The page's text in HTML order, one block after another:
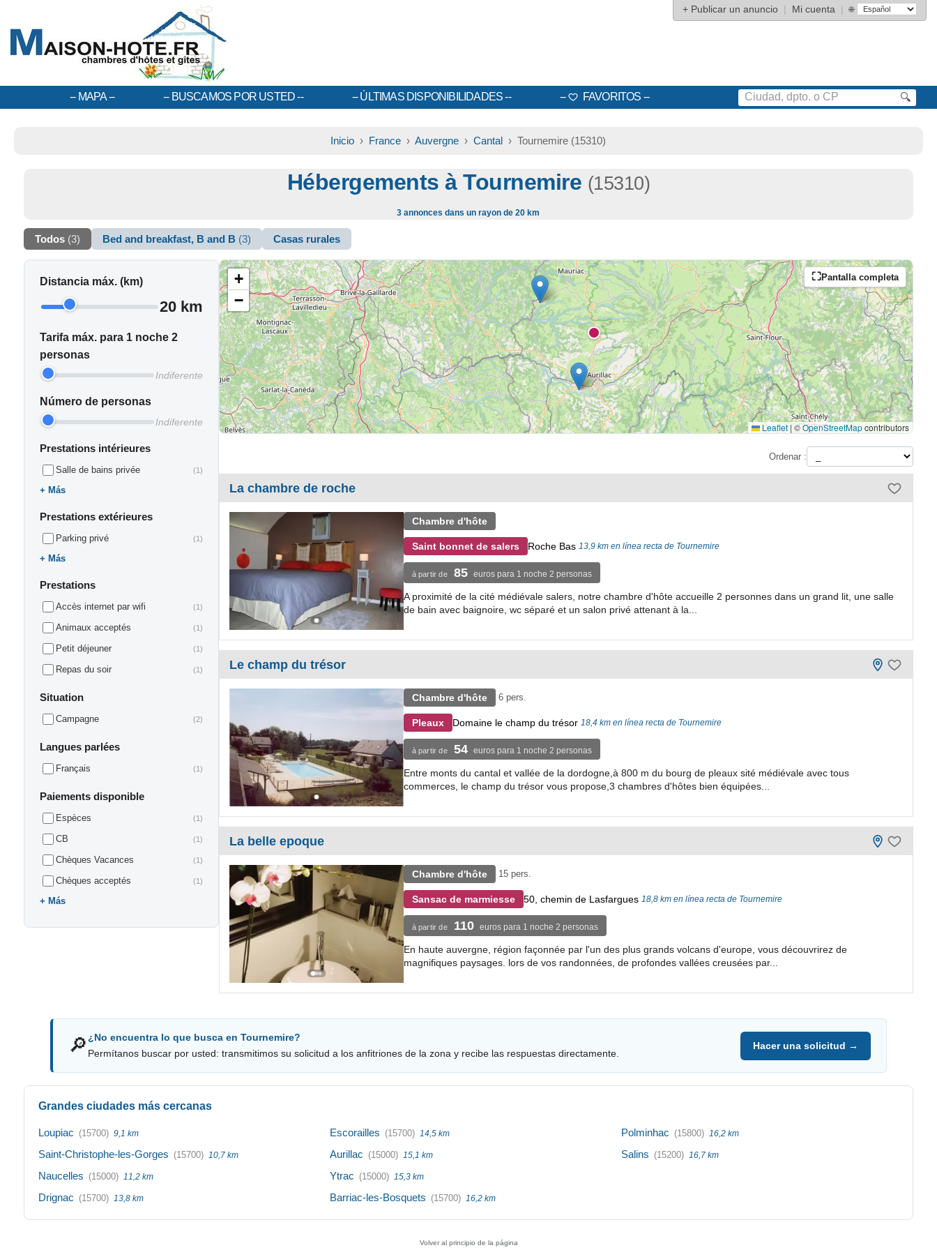
+ Publicar un anuncio | Mi cuenta | 🌐
MAPA BUSCAMOS POR USTED ÚLTIMAS DISPONIBILIDADES FAVORITOS 🔍
Inicio › France ›Auvergne ›Cantal › Tournemire (15310)
Hébergements à Tournemire (15310)
3 annonces dans un rayon de 20 km
Todos (3) Bed and breakfast, B and B (3) Casas rurales
Distancia máx. (km)
20 km
Tarifa máx. para 1 noche 2
personas
Indiferente
Número de personas
Indiferente
Prestations intérieures
Salle de bains privée (1)
Más
Prestations extérieures
Parking privé (1)
Más
Prestations
Accès internet par wifi (1)
Animaux acceptés (1)
Petit déjeuner (1)
Repas du soir (1)
Situation
Campagne (2)
Langues parlées
Français (1)
Paiements disponible
Espèces (1)
CB (1)
Chèques Vacances (1)
Chèques acceptés (1)
Más
Pantalla completa
+
−
Leaflet | ©OpenStreetMapcontributors
Ordenar :
La chambre de roche
Chambre d'hôte
Saint bonnet de salers Roche Bas 13,9 km en línea recta de Tournemire
à partir de 85 euros para 1 noche 2 personas
A proximité de la cité médiévale salers, notre chambre d'hôte accueille 2 personnes dans un grand lit, une salle
de bain avec baignoire, wc séparé et un salon privé attenant à la...
Le champ du trésor
Chambre d'hôte 6 pers.
Pleaux Domaine le champ du trésor 18,4 km en línea recta de Tournemire
à partir de 54 euros para 1 noche 2 personas
Entre monts du cantal et vallée de la dordogne,à 800 m du bourg de pleaux sité médiévale avec tous
commerces, le champ du trésor vous propose,3 chambres d'hôtes bien équipées...
La belle epoque
Chambre d'hôte 15 pers.
Sansac de marmiesse 50, chemin de Lasfargues 18,8 km en línea recta de Tournemire
à partir de 110 euros para 1 noche 2 personas
En haute auvergne, région façonnée par l'un des plus grands volcans d'europe, vous découvrirez de
magnifiques paysages. lors de vos randonnées, de profondes vallées creusées par...
🔎 ¿No encuentra lo que busca en Tournemire?
Permítanos buscar por usted: transmitimos su solicitud a los anfitriones de la zona y recibe las respuestas directamente.
Hacer una solicitud →
Grandes ciudades más cercanas
Loupiac (15700) 9,1 km
Saint-Christophe-les-Gorges (15700) 10,7 km
Naucelles (15000) 11,2 km
Drignac (15700) 13,8 km
Escorailles (15700) 14,5 km
Aurillac (15000) 15,1 km
Ytrac (15000) 15,3 km
Barriac-les-Bosquets (15700) 16,2 km
Polminhac (15800) 16,2 km
Salins (15200) 16,7 km
Volver al principio de la página